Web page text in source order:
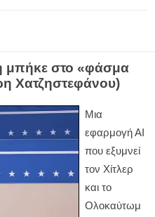
μπήκε στο «φάσμα
Χατζηστεφάνου)
Μια
εφαρμογή ΑΙ
που εξυμνεί
τον Χίτλερ
και το
Ολοκαύτωμ